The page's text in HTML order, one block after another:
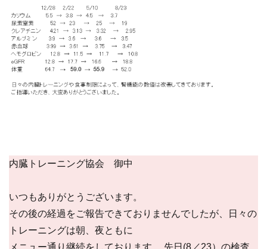
内臓トレーニング協会 御中
いつもありがとうございます。
その後の経過をご報告できておりませんでしたが、日々の
トレーニングは朝、夜ともに
メニュー通り継続をしております。 先日(8／23）の検査